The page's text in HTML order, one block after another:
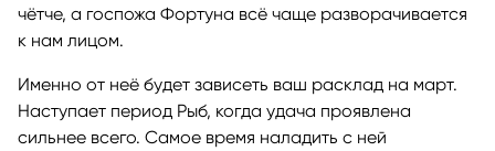
чётче, а госпожа Фортуна всё чаще разворачивается
к нам лицом.
Именно от неё будет зависеть ваш расклад на март.
Наступает период Рыб, когда удача проявлена
сильнее всего. Самое время наладить с ней